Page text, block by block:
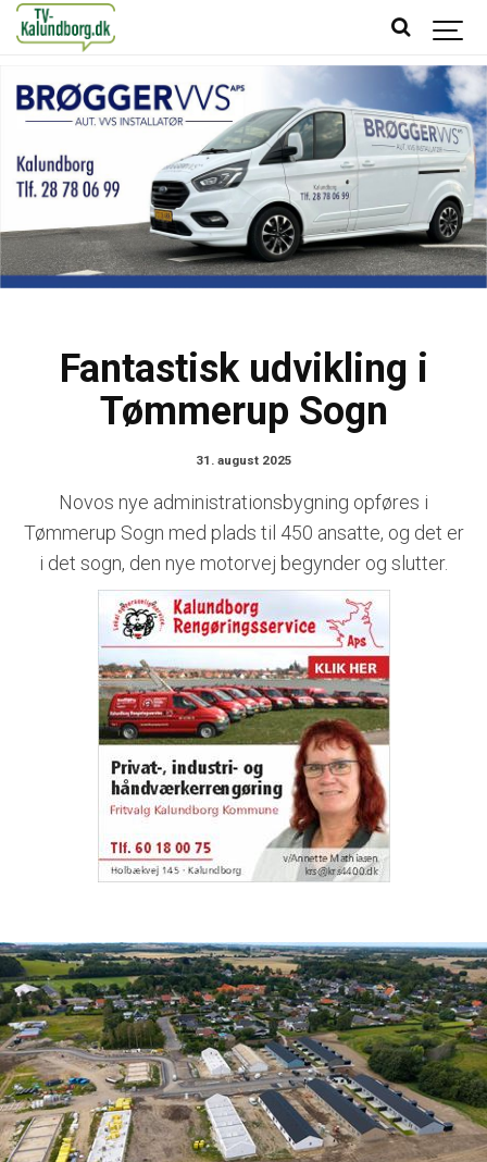
Fantastisk udvikling i
Tømmerup Sogn
31. august 2025
Novos nye administrationsbygning opføres i
Tømmerup Sogn med plads til 450 ansatte, og det er
i det sogn, den nye motorvej begynder og slutter.